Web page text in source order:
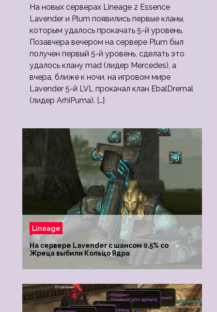
На новых серверах Lineage 2 Essence
Lavender и Plum появились первые кланы,
которым удалось прокачать 5-й уровень.
Позавчера вечером на сервере Plum был
получен первый 5-й уровень, сделать это
удалось клану mad (лидер Mercedes), а
вчера, ближе к ночи, на игровом мире
Lavender 5-й LVL прокачал клан EbalDremal
(лидер ArhiPuma). […]
Lineage
На сервере Lavender с шансом 0.5% со
Жреца выбили Кольцо Ядра